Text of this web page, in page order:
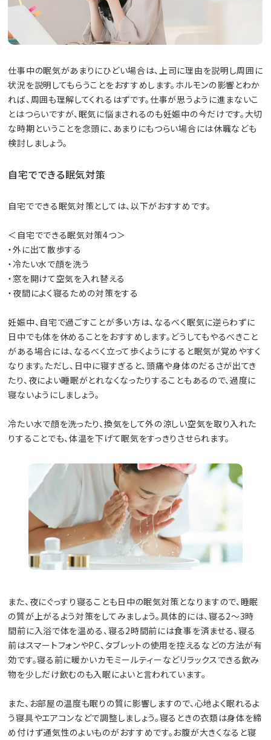
仕事中の眠気があまりにひどい場合は、上司に理由を説明し周囲に
状況を説明してもらうことをおすすめします。ホルモンの影響とわか
れば、周囲も理解してくれるはずです。仕事が思うように進まないこ
とはつらいですが、眠気に悩まされるのも妊娠中の今だけです。大切
な時期ということを念頭に、あまりにもつらい場合には休職なども
検討しましょう。
自宅でできる眠気対策
自宅でできる眠気対策としては、以下がおすすめです。
＜自宅でできる眠気対策4つ＞
・外に出て散歩する
・冷たい水で顔を洗う
・窓を開けて空気を入れ替える
・夜間によく寝るための対策をする
妊娠中、自宅で過ごすことが多い方は、なるべく眠気に逆らわずに
日中でも体を休めることをおすすめします。どうしてもやるべきこと
がある場合には、なるべく立って歩くようにすると眠気が覚めやすく
なります。ただし、日中に寝すぎると、頭痛や身体のだるさが出てき
たり、夜によい睡眠がとれなくなったりすることもあるので、過度に
寝ないようにしましょう。
冷たい水で顔を洗ったり、換気をして外の涼しい空気を取り入れた
りすることでも、体温を下げて眠気をすっきりさせられます。
また、夜にぐっすり寝ることも日中の眠気対策となりますので、睡眠
の質が上がるよう対策をしてみましょう。具体的には、寝る2～3時
間前に入浴で体を温める、寝る2時間前には食事を済ませる、寝る
前はスマートフォンやPC、タブレットの使用を控えるなどの方法が有
効です。寝る前に暖かいカモミールティーなどリラックスできる飲み
物を少しだけ飲むのも入眠によいと言われています。
また、お部屋の温度も眠りの質に影響しますので、心地よく眠れるよ
う寝具やエアコンなどで調整しましょう。寝るときの衣類は身体を締
め付けず通気性のよいものがおすすめです。お腹が大きくなると寝